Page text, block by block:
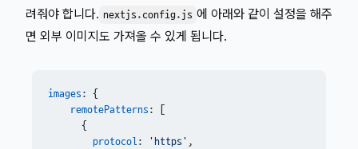
려줘야 합니다. nextjs.config.js 에 아래와 같이 설정을 해주
면 외부 이미지도 가져올 수 있게 됩니다.
images : {
remotePatterns : [
      {
protocol: 'https' ,